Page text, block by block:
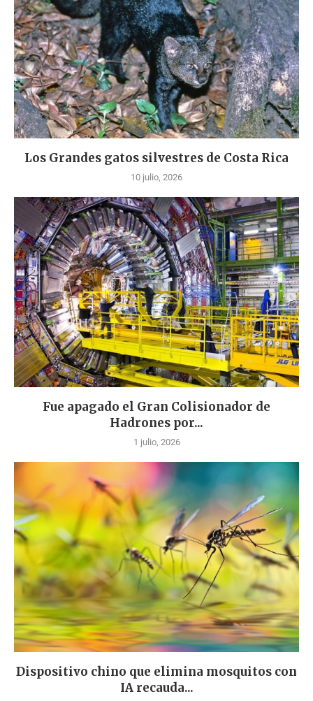
Los Grandes gatos silvestres de Costa Rica
10 julio, 2026
Fue apagado el Gran Colisionador de
Hadrones por...
1 julio, 2026
Dispositivo chino que elimina mosquitos con
IA recauda...